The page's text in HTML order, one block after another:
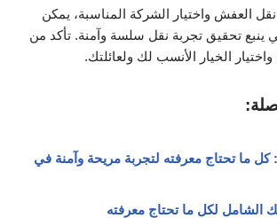
العفش واختيار الشركة المناسبة، يمكن
ينبع تحقيق تجربة نقل سلسة وآمنة. تأكد من
واختيار الخيار الأنسب لك ولعائلتك.
ما تحتاج معرفته لتجربة مريحة وآمنة في
الشامل لكل ما تحتاج معرفته